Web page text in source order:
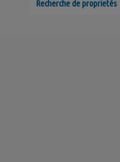
Recherche de proprietés